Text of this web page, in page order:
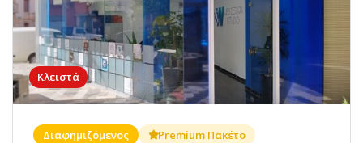
Κλειστά
Διαφημιζόμενος Premium Πακέτο